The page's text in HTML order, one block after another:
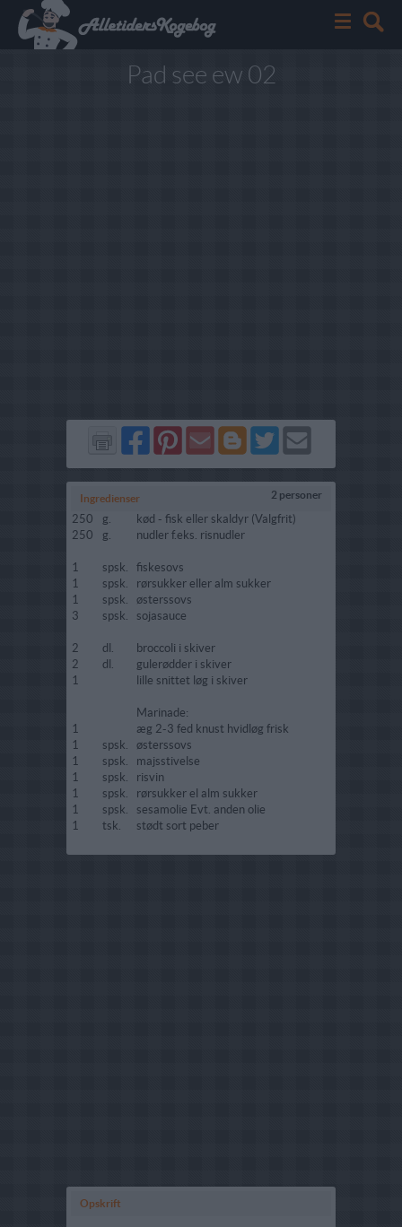
Pad see ew 02
Del
på
Facebook
Del
på
Pinterest
Send
via
GMail
Del
på
Blogger
Del
på
Twitter
Send
Ingredienser 2 personer
250 g.
kød - fisk eller skaldyr (Valgfrit)
250
g. nudler f.eks. risnudler
1 spsk.
fiskesovs
1
spsk.
rørsukker eller alm sukker
1
spsk.
østerssovs
3
spsk. sojasauce
2 dl.
broccoli i skiver
2
dl.
gulerødder i skiver
1
lille snittet løg i skiver
Marinade:
1
æg 2-3 fed knust hvidløg frisk
1
spsk.
østerssovs
1
spsk.
majsstivelse
1
spsk.
risvin
1
spsk.
rørsukker el alm sukker
1
spsk.
sesamolie Evt. anden olie
1
tsk. stødt sort peber
Opskrift